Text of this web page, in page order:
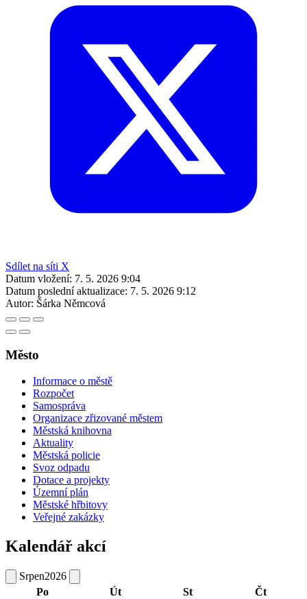
Sdílet na síti X
Datum vložení: 7. 5. 2026 9:04
Datum poslední aktualizace: 7. 5. 2026 9:12
Autor: Šárka Němcová
Město
Informace o městě
Rozpočet
Samospráva
Organizace zřizované městem
Městská knihovna
Aktuality
Městská policie
Svoz odpadu
Dotace a projekty
Územní plán
Městské hřbitovy
Veřejné zakázky
Kalendář akcí
Srpen2026
Po
Út St
Čt